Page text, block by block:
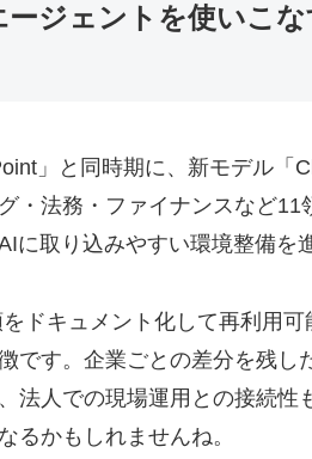
ージェントを使いこ
」と同時期に、新モデル「
・法務・ファイナンスなど11
に取り込みやすい環境整備を
ドキュメント化して再利用
です。企業ごとの差分を残し
法人での現場運用との接続性
るかもしれませんね。